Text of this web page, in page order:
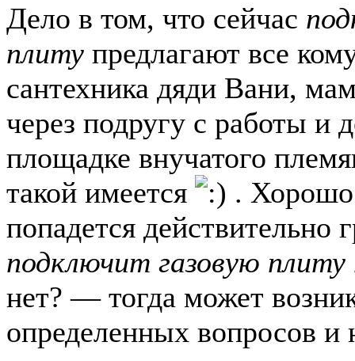
Дело в том, что сейчас
плиту предлагают все
сантехника дяди Вани,
через подругу с работы и
площадке внучатого
такой имеется
. Хорошо
попадется действительно
подключит газовую плиту
нет? — тогда может
определенных вопросов и